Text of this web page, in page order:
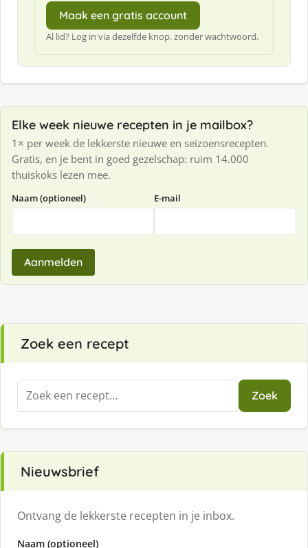
Maak een gratis account
Al lid? Log in via dezelfde knop, zonder wachtwoord.
Elke week nieuwe recepten in je mailbox?
1× per week de lekkerste nieuwe en seizoensrecepten.
Gratis, en je bent in goed gezelschap: ruim 14.000
thuiskoks lezen mee.
Naam (optioneel) E-mail
Aanmelden
Zoek een recept
Zoeken
naar:
Zoek
Nieuwsbrief
Ontvang de lekkerste recepten in je inbox.
Naam (optioneel)